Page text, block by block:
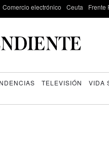
Comercio electrónico Ceuta Frente
TELEVISIÓN VIDA